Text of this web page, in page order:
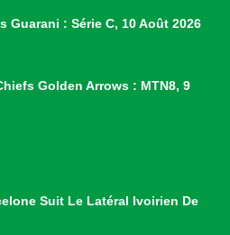
Guarani : Série C, 10 Août 2026
Golden Arrows : MTN8, 9
Suit Le Latéral Ivoirien De